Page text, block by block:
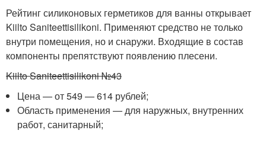
Рейтинг силиконовых герметиков для ванны открывает
Kiilto Saniteettisilikoni. Применяют средство не только
внутри помещения, но и снаружи. Входящие в состав
компоненты препятствуют появлению плесени.
Kiilto Saniteettisilikoni №43
Цена — от 549 — 614 рублей;
Область применения — для наружных, внутренних
работ, санитарный;